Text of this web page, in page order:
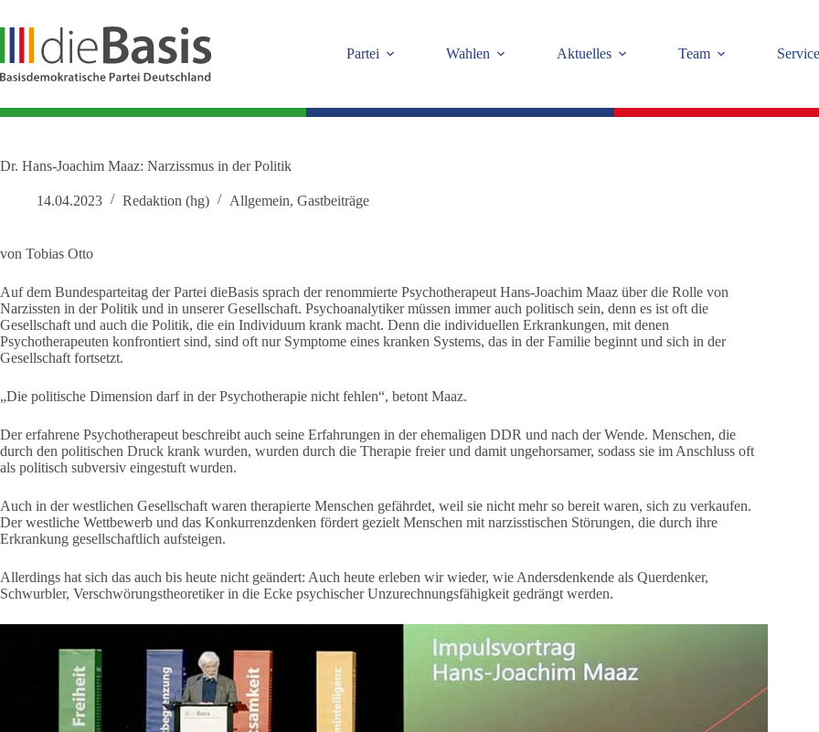
springen
Partei
Wahlen Aktuelles Team Service
Dr. Hans-Joachim Maaz: Narzissmus in der Politik
14.04.2023 Redaktion (hg) Allgemein, Gastbeiträge
von Tobias Otto
Auf dem Bundesparteitag der Partei dieBasis sprach der renommierte Psychotherapeut Hans-Joachim Maaz über die Rolle von
Narzissten in der Politik und in unserer Gesellschaft. Psychoanalytiker müssen immer auch politisch sein, denn es ist oft die
Gesellschaft und auch die Politik, die ein Individuum krank macht. Denn die individuellen Erkrankungen, mit denen
Psychotherapeuten konfrontiert sind, sind oft nur Symptome eines kranken Systems, das in der Familie beginnt und sich in der
Gesellschaft fortsetzt.
„Die politische Dimension darf in der Psychotherapie nicht fehlen“, betont Maaz.
Der erfahrene Psychotherapeut beschreibt auch seine Erfahrungen in der ehemaligen DDR und nach der Wende. Menschen, die
durch den politischen Druck krank wurden, wurden durch die Therapie freier und damit ungehorsamer, sodass sie im Anschluss oft
als politisch subversiv eingestuft wurden.
Auch in der westlichen Gesellschaft waren therapierte Menschen gefährdet, weil sie nicht mehr so bereit waren, sich zu verkaufen.
Der westliche Wettbewerb und das Konkurrenzdenken fördert gezielt Menschen mit narzisstischen Störungen, die durch ihre
Erkrankung gesellschaftlich aufsteigen.
Allerdings hat sich das auch bis heute nicht geändert: Auch heute erleben wir wieder, wie Andersdenkende als Querdenker,
Schwurbler, Verschwörungstheoretiker in die Ecke psychischer Unzurechnungsfähigkeit gedrängt werden.